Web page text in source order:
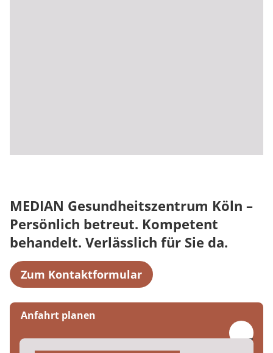
MEDIAN Gesundheitszentrum Köln –
Persönlich betreut. Kompetent
behandelt. Verlässlich für Sie da.
Zum Kontaktformular
Anfahrt planen